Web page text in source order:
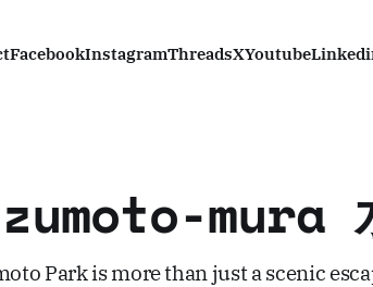
FacebookInstagramThreadsXYoutube
mura
Park is more than just a scenic